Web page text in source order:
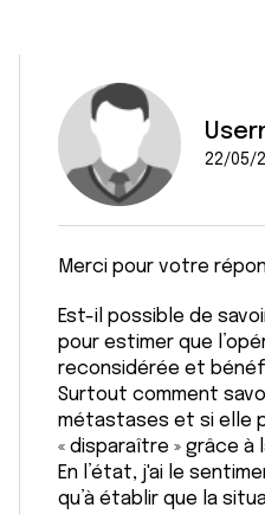
22/05/
Merci pour votre
Est-il possible de
pour estimer que
reconsidérée et
Surtout comment
métastases et si elle
« disparaître » grâce à
En l’état, j'ai le
qu’à établir que la